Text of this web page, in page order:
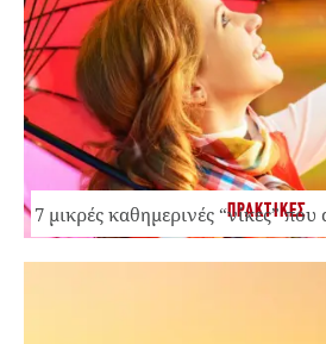
ΠΡΑΚΤΙΚΕΣ
7 μικρές καθημερινές “νίκες”